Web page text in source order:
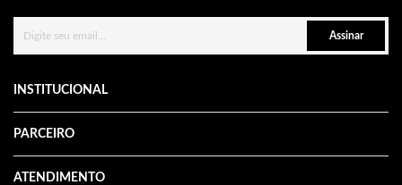
Assinar
INSTITUCIONAL
PARCEIRO
ATENDIMENTO